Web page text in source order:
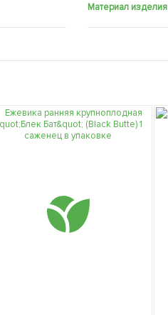
Материал изделия